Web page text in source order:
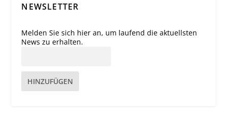
NEWSLETTER
Melden Sie sich hier an, um laufend die aktuellsten
News zu erhalten.
HINZUFÜGEN